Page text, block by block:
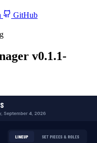
GitHub
v0.1.1-